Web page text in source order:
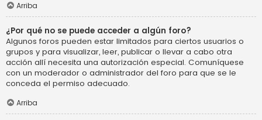
Arriba
¿Por qué no se puede acceder a algún foro?
Algunos foros pueden estar limitados para ciertos usuarios o
grupos y para visualizar, leer, publicar o llevar a cabo otra
acción allí necesita una autorización especial. Comuníquese
con un moderador o administrador del foro para que se le
conceda el permiso adecuado.
Arriba